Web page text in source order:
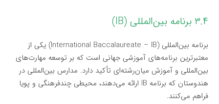
۳.۴ برنامه بین‌المللی (IB)
برنامه بین‌المللی (International Baccalaureate – IB) یکی از
معتبرترین برنامه‌های آموزشی جهانی است که بر توسعه مهارت‌های
بین‌المللی و آموزش میان‌رشته‌ای تأکید دارد. مدارس بین‌المللی در
هندوستان که برنامه IB ارائه می‌دهند، محیطی چندفرهنگی و پویا
فراهم می‌کنند.